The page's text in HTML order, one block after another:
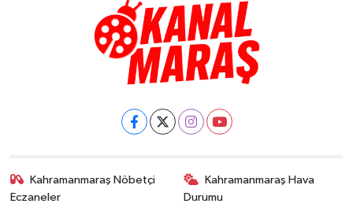
Kahramanmaraş Nöbetçi
Eczaneler
Kahramanmaraş Hava
Durumu